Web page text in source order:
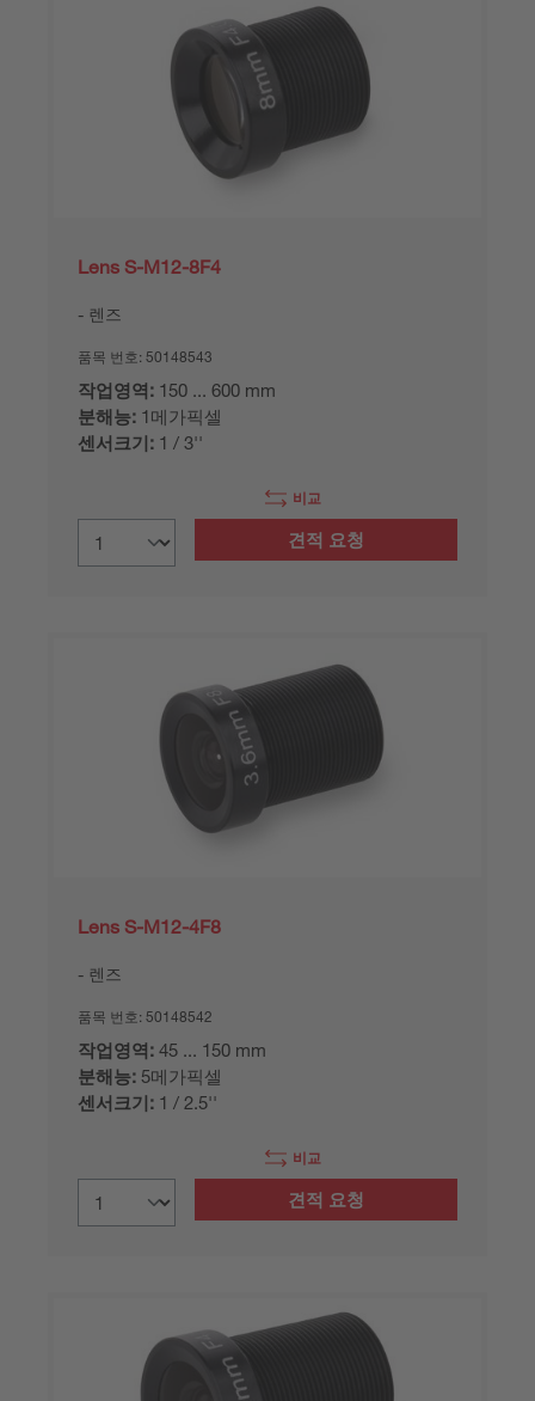
Lens S-M12-8F4
렌즈
품목 번호: 50148543
작업영역: 150 ... 600 mm
분해능: 1메가픽셀
센서크기: 1 / 3''
비교
견적 요청
Lens S-M12-4F8
렌즈
품목 번호: 50148542
작업영역: 45 ... 150 mm
분해능: 5메가픽셀
센서크기: 1 / 2.5''
비교
견적 요청